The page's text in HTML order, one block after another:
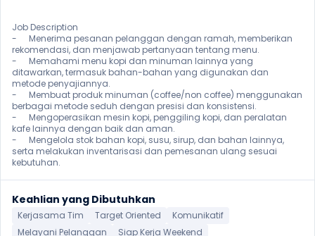
Job Description
-	Menerima pesanan pelanggan dengan ramah, memberikan
rekomendasi, dan menjawab pertanyaan tentang menu.
-	Memahami menu kopi dan minuman lainnya yang
ditawarkan, termasuk bahan-bahan yang digunakan dan
metode penyajiannya.
-	Membuat produk minuman (coffee/non coffee) menggunakan
berbagai metode seduh dengan presisi dan konsistensi.
-	Mengoperasikan mesin kopi, penggiling kopi, dan peralatan
kafe lainnya dengan baik dan aman.
-	Mengelola stok bahan kopi, susu, sirup, dan bahan lainnya,
serta melakukan inventarisasi dan pemesanan ulang sesuai
kebutuhan.
Keahlian yang Dibutuhkan
Kerjasama Tim Target Oriented
Komunikatif
Melayani Pelanggan
Siap Kerja Weekend